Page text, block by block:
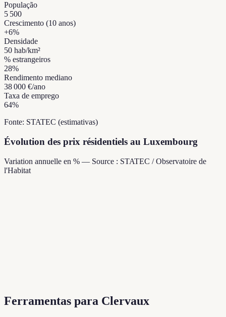
População
5 500
Crescimento (10 anos)
+6%
Densidade
50 hab/km²
% estrangeiros
28%
Rendimento mediano
38 000 €/ano
Taxa de emprego
64%
Fonte: STATEC (estimativas)
Évolution des prix résidentiels au Luxembourg
Variation annuelle en % — Source : STATEC / Observatoire de
l'Habitat
Ferramentas para Clervaux